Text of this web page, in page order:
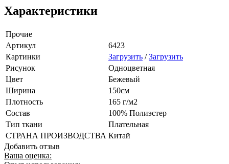
Характеристики
Прочие
Артикул
6423
Картинки
Загрузить /Загрузить
Рисунок
Одноцветная
Цвет
Бежевый
Ширина
150см
Плотность
165 г/м2
Состав
100% Полиэстер
Тип ткани
Плательная
СТРАНА ПРОИЗВОДСТВА Китай
Добавить отзыв
Ваша оценка: